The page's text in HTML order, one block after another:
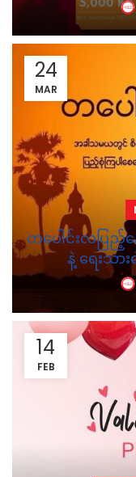
24
MAR
တပေါင်းလပြည့်
နဲ့ ရေးသာ
14
FEB